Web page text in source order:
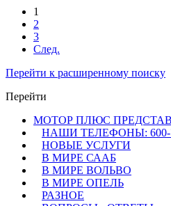
1
2
3
След.
Перейти к расширенному поиску
Перейти
МОТОР ПЛЮС
НАШИ ТЕЛЕФОНЫ: 600-
НОВЫЕ УСЛУГИ
В МИРЕ СААБ
В МИРЕ ВОЛЬВО
В МИРЕ ОПЕЛЬ
РАЗНОЕ